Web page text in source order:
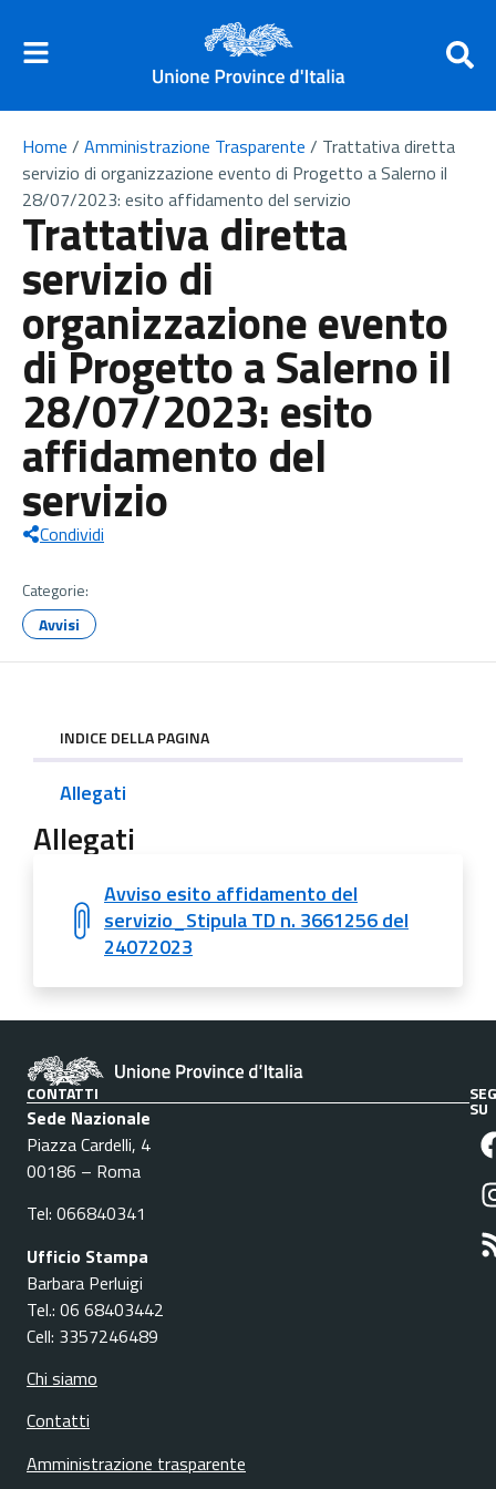
Home / Amministrazione Trasparente / Trattativa diretta
servizio di organizzazione evento di Progetto a Salerno il
28/07/2023: esito affidamento del servizio
Trattativa diretta
servizio di
organizzazione evento
di Progetto a Salerno il
28/07/2023: esito
affidamento del
servizio
Condividi
Categorie:
Avvisi
INDICE DELLA PAGINA
Allegati
Allegati
Avviso esito affidamento del
servizio_Stipula TD n. 3661256 del
24072023
CONTATTI
Sede Nazionale
Piazza Cardelli, 4
00186 – Roma
Tel: 066840341
Ufficio Stampa
Barbara Perluigi
Tel.: 06 68403442
Cell: 3357246489
Chi siamo
Contatti
Amministrazione trasparente
SU